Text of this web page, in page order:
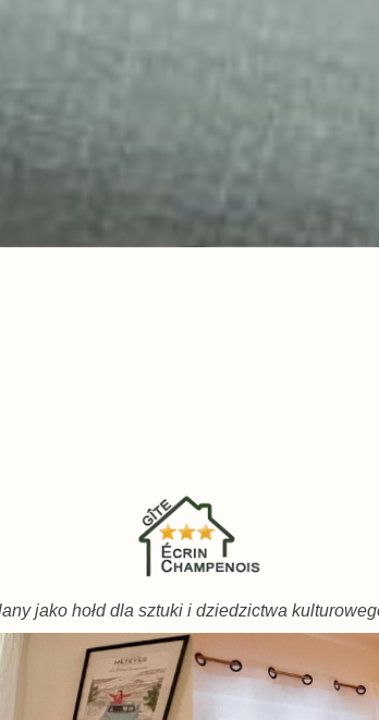
jako hołd dla sztuki i dziedzictwa